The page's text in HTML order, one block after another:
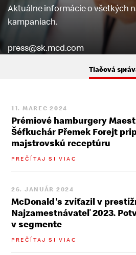
Aktuálne informácie o všetkých
kampaniach.
press@sk.mcd.com
Tlačová
11. MAREC 2024
Prémiové hamburgery
Šéfkuchár Přemek Forejt
majstrovskú receptúru
PREČÍTAJ SI VIAC
26. JANUÁR 2024
McDonald's zvíťazil v
Najzamestnávateľ 2023.
v segmente
PREČÍTAJ SI VIAC